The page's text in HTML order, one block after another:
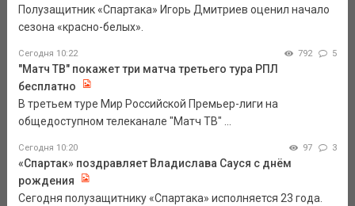
Полузащитник «Спартака» Игорь Дмитриев оценил начало
сезона «красно-белых».
Сегодня 10:22 792 5
"Матч ТВ" покажет три матча третьего тура РПЛ
бесплатно
В третьем туре Мир Российской Премьер-лиги на
общедоступном телеканале "Матч ТВ" ...
Сегодня 10:20 97 3
«Спартак» поздравляет Владислава Сауся с днём
рождения
Сегодня полузащитнику «Спартака» исполняется 23 года.